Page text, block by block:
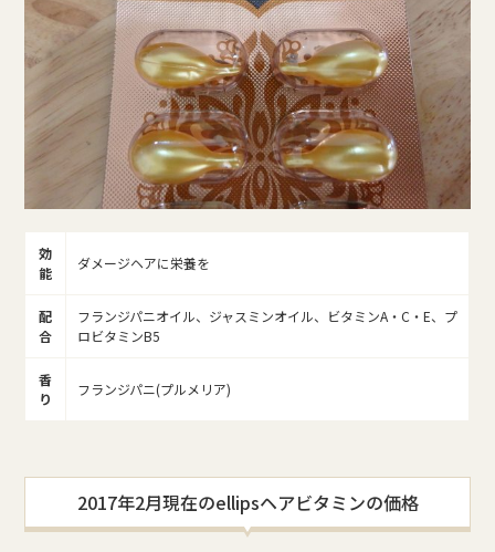
効
能
ダメージヘアに栄養を
配
合
フランジパニオイル、ジャスミンオイル、ビタミンA・C・E、プ
ロビタミンB5
香
り
フランジパニ(プルメリア)
2017年2月現在のellipsヘアビタミンの価格